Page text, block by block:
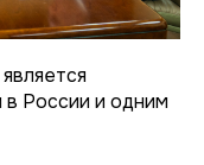
России и одним